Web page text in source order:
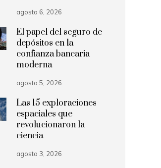
agosto 6, 2026
El papel del seguro de
depósitos en la
confianza bancaria
moderna
agosto 5, 2026
Las 15 exploraciones
espaciales que
revolucionaron la
ciencia
agosto 3, 2026